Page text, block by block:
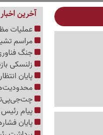
آخرین اخبار
عملیات
مراسم
جنگ
زلنسکی
پایان انتظار 9 ماهه؛ بقایای 5 کوهنورد در کوه‌های نپال کشف شد
پیام
پایان